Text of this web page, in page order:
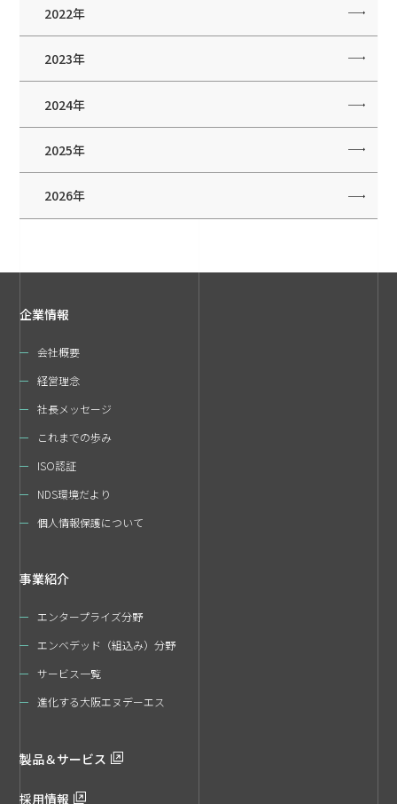
2022年
2023年
2024年
2025年
2026年
企業情報
会社概要
経営理念
社長メッセージ
これまでの歩み
ISO認証
NDS環境だより
個人情報保護について
事業紹介
エンタープライズ分野
エンベデッド（組込み）分野
サービス一覧
進化する大阪エヌデーエス
製品＆サービス
採用情報